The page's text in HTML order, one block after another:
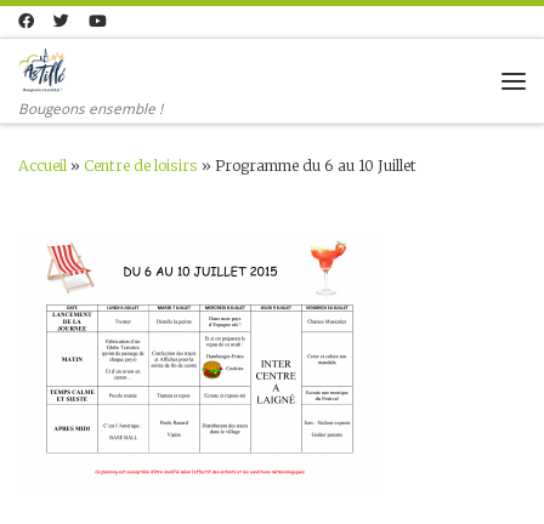
Skip to content
Bougeons ensemble !
Accueil » Centre de loisirs » Programme du 6 au 10 Juillet